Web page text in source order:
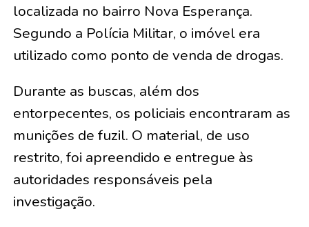
localizada no bairro Nova Esperança.
Segundo a Polícia Militar, o imóvel era
utilizado como ponto de venda de drogas.
Durante as buscas, além dos
entorpecentes, os policiais encontraram as
munições de fuzil. O material, de uso
restrito, foi apreendido e entregue às
autoridades responsáveis pela
investigação.